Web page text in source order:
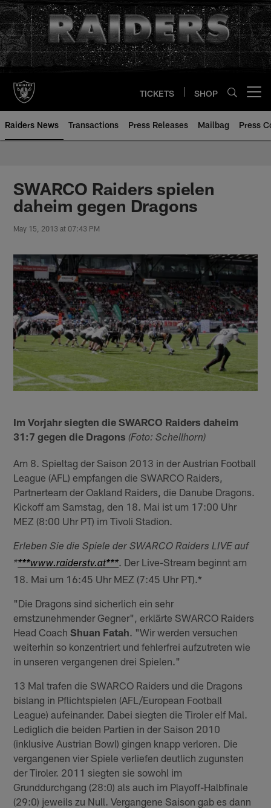
Skip
to
main
content
TICKETS SHOP
Raiders News Transactions Press Releases Mailbag Press
SWARCO Raiders spielen
daheim gegen Dragons
May 15, 2013 at 07:43 PM
Im Vorjahr siegten die SWARCO Raiders daheim
31:7 gegen die Dragons (Foto: Schellhorn)
Am 8. Spieltag der Saison 2013 in der Austrian Football
League (AFL) empfangen die SWARCO Raiders,
Partnerteam der Oakland Raiders, die Danube Dragons.
Kickoff am Samstag, den 18. Mai ist um 17:00 Uhr
MEZ (8:00 Uhr PT) im Tivoli Stadion.
Erleben Sie die Spiele der SWARCO Raiders LIVE auf
****www.raiderstv.at*** . Der Live-Stream beginnt am
18. Mai um 16:45 Uhr MEZ (7:45 Uhr PT).*
"Die Dragons sind sicherlich ein sehr
ernstzunehmender Gegner", erklärte SWARCO Raiders
Head CoachShuan Fatah . "Wir werden versuchen
weiterhin so konzentriert und fehlerfrei aufzutreten wie
in unseren vergangenen drei Spielen."
13 Mal trafen die SWARCO Raiders und die Dragons
bislang in Pflichtspielen (AFL/European Football
League) aufeinander. Dabei siegten die Tiroler elf Mal.
Lediglich die beiden Partien in der Saison 2010
(inklusive Austrian Bowl) gingen knapp verloren. Die
vergangenen vier Spiele verliefen deutlich zugunsten
der Tiroler. 2011 siegten sie sowohl im
Grunddurchgang (28:0) als auch im Playoff-Halbfinale
(29:0) jeweils zu Null. Vergangene Saison gab es dann